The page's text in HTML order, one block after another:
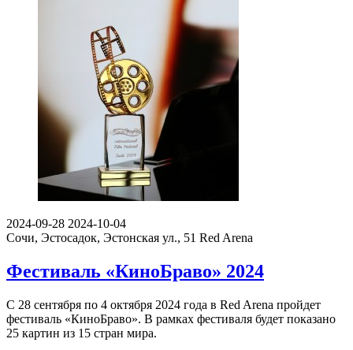
2024-09-28 2024-10-04
Сочи, Эстосадок, Эстонская ул., 51 Red Arena
Фестиваль «КиноБраво» 2024
С 28 сентября по 4 октября 2024 года в Red Arena пройдет
фестиваль «КиноБраво». В рамках фестиваля будет показано
25 картин из 15 стран мира.